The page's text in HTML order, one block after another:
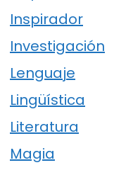
Inspirador
Investigación
Lenguaje
Lingüística
Literatura
Magia